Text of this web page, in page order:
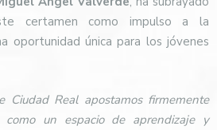
certamen como impulso a la
oportunidad única para los jóvenes
Ciudad Real apostamos firmemente
como un espacio de aprendizaje y